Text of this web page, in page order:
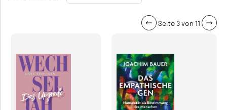
Seite 3 von 11